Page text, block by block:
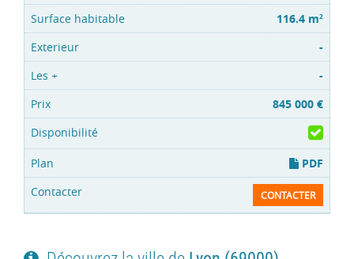
116.4 m2
-
-
845 000 €
PDF
CONTACTER